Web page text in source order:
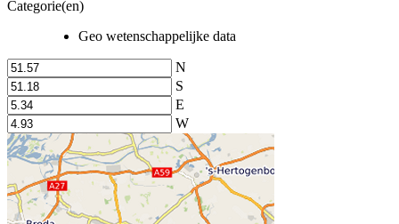
Categorie(en)
Geo wetenschappelijke data
N
S
E
W